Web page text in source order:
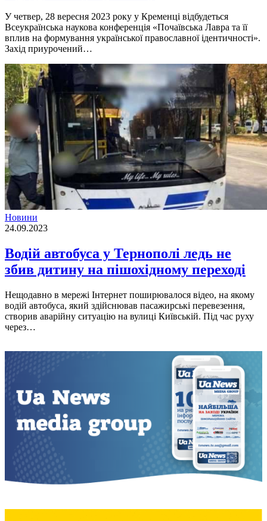
У четвер, 28 вересня 2023 року у Кременцi вiдбудеться
Всеукраїнська наукова конференцiя «Почаївська Лавра та її
вплив на формування української православної iдентичностi».
Захiд приурочений…
Новини
24.09.2023
Водій автобуса у Тернополі ледь не
збив дитину на пішохідному переході
Нещодавно в мережі Інтернет поширювалося відео, на якому
водій автобуса, який здійснював пасажирські перевезення,
створив аварійну ситуацію на вулиці Київській. Під час руху
через…